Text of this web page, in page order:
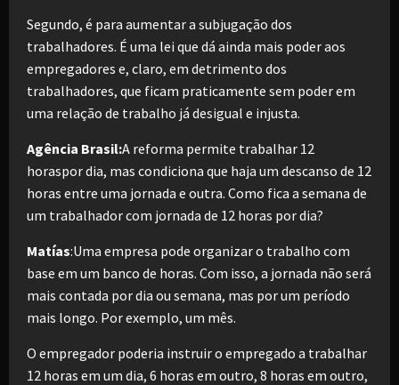
Segundo, é para aumentar a subjugação dos
trabalhadores. É uma lei que dá ainda mais poder aos
empregadores e, claro, em detrimento dos
trabalhadores, que ficam praticamente sem poder em
uma relação de trabalho já desigual e injusta.
Agência Brasil:A reforma permite trabalhar 12
horaspor dia, mas condiciona que haja um descanso de 12
horas entre uma jornada e outra. Como fica a semana de
um trabalhador com jornada de 12 horas por dia?
Matías:Uma empresa pode organizar o trabalho com
base em um banco de horas. Com isso, a jornada não será
mais contada por dia ou semana, mas por um período
mais longo. Por exemplo, um mês.
O empregador poderia instruir o empregado a trabalhar
12 horas em um dia, 6 horas em outro, 8 horas em outro,